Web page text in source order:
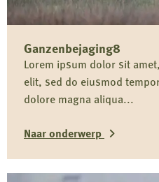
Ganzenbejaging8
Lorem ipsum dolor sit
elit, sed do eiusmod
dolore magna aliqua...
Naar onderwerp